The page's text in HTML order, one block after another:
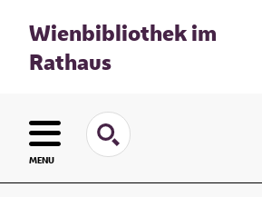
Wienbibliothek im
Rathaus
MENU